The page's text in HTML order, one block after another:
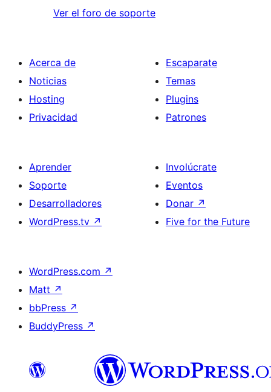
Ver el foro de soporte
Acerca de
Noticias
Hosting
Privacidad
Escaparate
Temas
Plugins
Patrones
Aprender
Soporte
Desarrolladores
WordPress.tv ↗
Involúcrate
Eventos
Donar ↗
Five for the Future
WordPress.com ↗
Matt ↗
bbPress ↗
BuddyPress ↗